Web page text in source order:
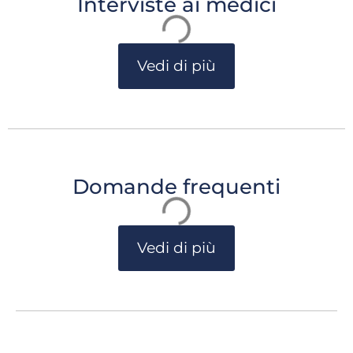
Vedi di più
Domande frequenti
Vedi di più